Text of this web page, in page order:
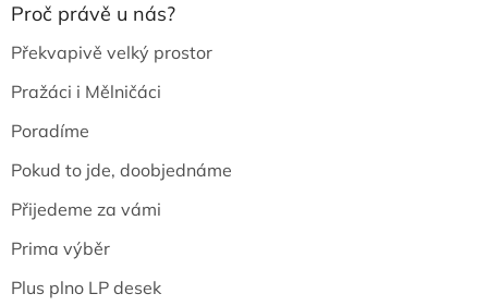
Proč právě u nás?
Překvapivě velký prostor
Pražáci i Mělničáci
Poradíme
Pokud to jde, doobjednáme
Přijedeme za vámi
Prima výběr
Plus plno LP desek